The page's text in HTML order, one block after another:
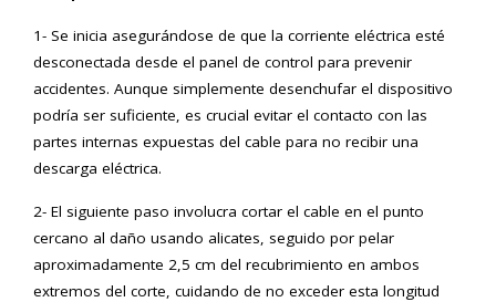
1- Se inicia asegurándose de que la corriente eléctrica esté
desconectada desde el panel de control para prevenir
accidentes. Aunque simplemente desenchufar el dispositivo
podría ser suficiente, es crucial evitar el contacto con las
partes internas expuestas del cable para no recibir una
descarga eléctrica.
2- El siguiente paso involucra cortar el cable en el punto
cercano al daño usando alicates, seguido por pelar
aproximadamente 2,5 cm del recubrimiento en ambos
extremos del corte, cuidando de no exceder esta longitud